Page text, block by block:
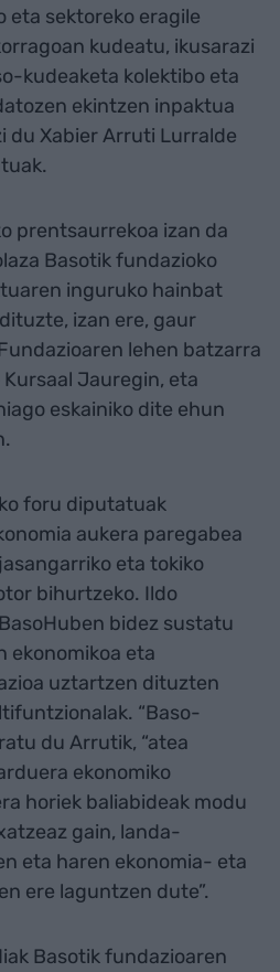
eta sektoreko eragile
kudeatu, ikusarazi
kudeaketa kolektibo eta
ekintzen inpaktua
du Xabier Arruti Lurralde
prentsaurrekoa izan da
Basotik fundazioko
inguruko hainbat
izan ere, gaur
lehen batzarra
Jauregin, eta
eskainiko dite ehun
foru diputatuak
aukera paregabea
eta tokiko
bihurtzeko. Ildo
bidez sustatu
ekonomikoa eta
uztartzen dituzten
“Baso-
du Arrutik, “atea
ekonomiko
horiek baliabideak modu
gain, landa-
eta haren ekonomia- eta
ere laguntzen dute”.
Basotik fundazioaren